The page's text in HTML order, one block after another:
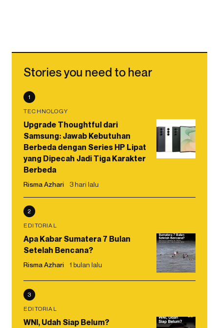
Stories you need to hear
1
TECHNOLOGY
Upgrade Thoughtful dari
Samsung: Jawab Kebutuhan
Berbeda dengan Series HP Lipat
yang Dipecah Jadi Tiga Karakter
Berbeda
Risma Azhari 3 hari lalu
2
EDITORIAL
Apa Kabar Sumatera 7 Bulan
Setelah Bencana?
Risma Azhari 1 bulan lalu
3
EDITORIAL
WNI, Udah Siap Belum?